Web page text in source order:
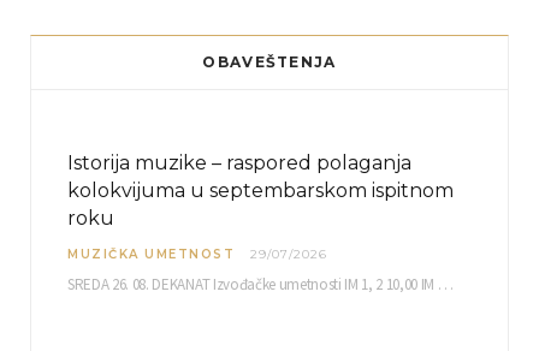
OBAVEŠTENJA
Istorija muzike – raspored polaganja
kolokvijuma u septembarskom ispitnom
roku
MUZIČKA UMETNOST 29/07/2026
SREDA 26. 08. DEKANAT Izvođačke umetnosti IM 1, 2 10,00 IM 3, 4 10,30 IM…